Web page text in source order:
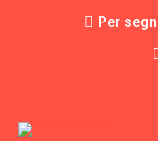
Per